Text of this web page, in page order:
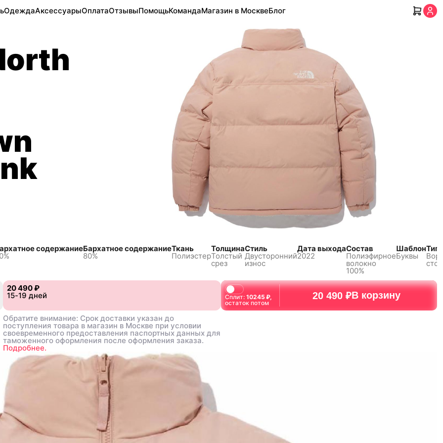
ОдеждаАксессуарыОплатаОтзывыПомощьКомандаМагазин в МосквеБлог
содержаниеБархатное содержание
80%
Ткань
Полиэстер
Толщина
Толстый
срез
Стиль
Двусторонний
износ
Дата выхода
2022
Состав
Полиэфирное
волокно
100%
Шаблон
Буквы
Тип
20 490 ₽
15-19 дней
Обратите внимание: Срок доставки указан до
поступления товара в магазин в Москве при условии
своевременного предоставления паспортных данных для
таможенного оформления после оформления заказа.
Подробнее.
20 490 ₽
15-19 дней
Обратите внимание: Срок доставки указан до
поступления товара в магазин в Москве при условии
своевременного предоставления паспортных данных для
таможенного оформления после оформления заказа.
Подробнее.
Сплит:10245 ₽,
остаток потом
20 490 ₽В корзину